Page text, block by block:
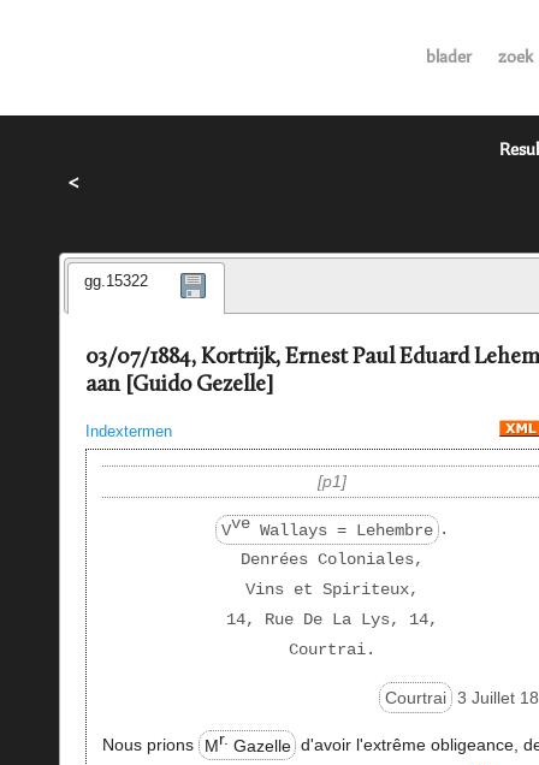
blader zoek
<
gg.15322
03/07/1884, Kortrijk, Ernest Paul Eduard
aan [Guido Gezelle]
Indextermen
p1
Vve Wallays = Lehembre .
Denrées Coloniales,
Vins et Spiriteux,
14, Rue De La Lys, 14,
Courtrai.
Courtrai 3 Juillet
Nous prions Mr. Gazelle d'avoir l'extrême obligeance,